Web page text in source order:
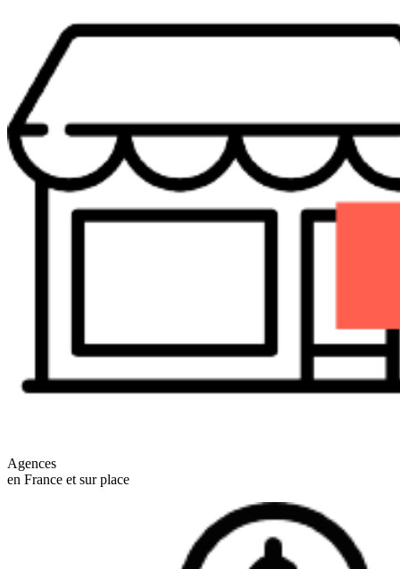
Agences
en France et sur place